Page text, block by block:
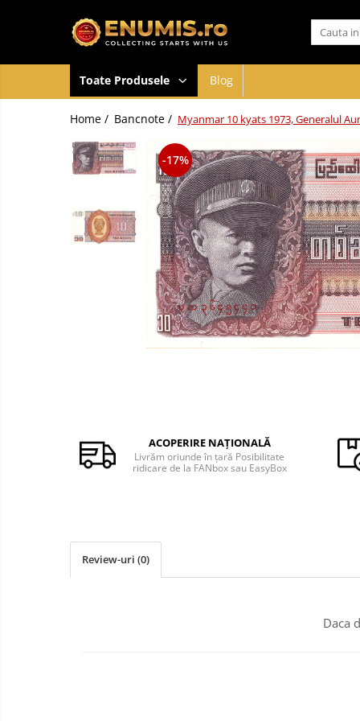
Albume cu folii pentru stocare
Capsule monede
Cartonase autoadezive
Soluții curățare, pensete, mănuși,
Monede Euro, Eurocenti
Accesorii colectie bancnote
Albume cu folii pentru stocare
Toate Produsele Blog
Home / Bancnote / Myanmar 10 kyats 1973, Generalul
-17%
ACOPERIRE NAȚIONALĂ
Livrăm oriunde în țară Posibilitate
ridicare de la FANbox sau EasyBox
Review-uri (0)
Daca